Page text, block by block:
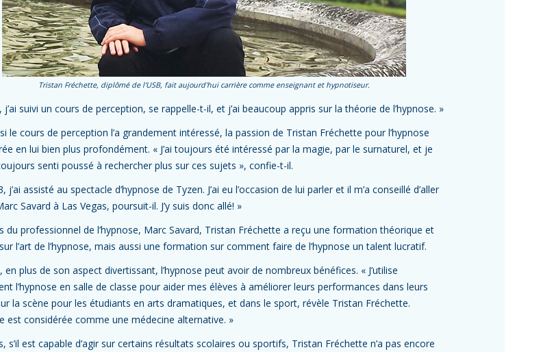
Tristan Fréchette, diplômé de l'USB, fait aujourd'hui carrière comme enseignant et hypnotiseur.
j’ai suivi un cours de perception, se rappelle-t-il, et j’ai beaucoup appris sur la théorie de l’hypnose. »
le cours de perception l’a grandement intéressé, la passion de Tristan Fréchette pour l’hypnose
en lui bien plus profondément. « J’ai toujours été intéressé par la magie, par le surnaturel, et je
senti poussé à rechercher plus sur ces sujets », confie-t-il.
j’ai assisté au spectacle d’hypnose de Tyzen. J’ai eu l’occasion de lui parler et il m’a conseillé d’aller
Savard à Las Vegas, poursuit-il. J’y suis donc allé! »
du professionnel de l’hypnose, Marc Savard, Tristan Fréchette a reçu une formation théorique et
l’art de l’hypnose, mais aussi une formation sur comment faire de l’hypnose un talent lucratif.
en plus de son aspect divertissant, l’hypnose peut avoir de nombreux bénéfices. « J’utilise
l’hypnose en salle de classe pour aider mes élèves à améliorer leurs performances dans leurs
la scène pour les étudiants en arts dramatiques, et dans le sport, révèle Tristan Fréchette.
est considérée comme une médecine alternative. »
s’il est capable d’agir sur certains résultats scolaires ou sportifs, Tristan Fréchette n’a pas encore